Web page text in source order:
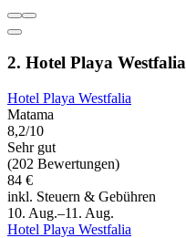
2. Hotel Playa Westfalia
Hotel Playa Westfalia
Matama
8,2/10
Sehr gut
(202 Bewertungen)
84 €
inkl. Steuern & Gebühren
10. Aug.–11. Aug.
Hotel Playa Westfalia